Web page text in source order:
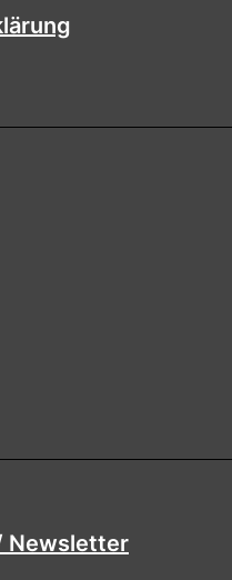
Newsletter